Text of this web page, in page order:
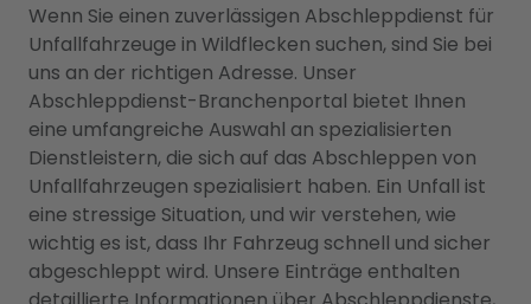
Wenn Sie einen zuverlässigen Abschleppdienst für
Unfallfahrzeuge in Wildflecken suchen, sind Sie bei
uns an der richtigen Adresse. Unser
Abschleppdienst-Branchenportal bietet Ihnen
eine umfangreiche Auswahl an spezialisierten
Dienstleistern, die sich auf das Abschleppen von
Unfallfahrzeugen spezialisiert haben. Ein Unfall ist
eine stressige Situation, und wir verstehen, wie
wichtig es ist, dass Ihr Fahrzeug schnell und sicher
abgeschleppt wird. Unsere Einträge enthalten